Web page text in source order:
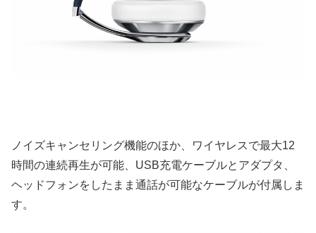
ノイズキャンセリング機能のほか、ワイヤレスで最大12
時間の連続再生が可能、USB充電ケーブルとアダプタ、
ヘッドフォンをしたまま通話が可能なケーブルが付属しま
す。